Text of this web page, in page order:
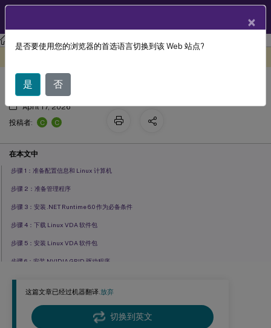
Linux 虚拟投递代理 Linux Virtual Delivery Agent 2206
这篇文章已经过机器翻译.放弃
切换到英文
通过简易安装进行快速安装（推荐）
April 17, 2026
投稿者:
C C
在本文中
步骤 1：准备配置信息和 Linux 计算机
步骤 2：准备管理程序
步骤 3：安装 .NET Runtime 6.0 作为必备条件
步骤 4：下载 Linux VDA 软件包
步骤 5：安装 Linux VDA 软件包
步骤 6：安装 NVIDIA GRID 驱动程序
步骤 7：设置运行时环境以完成安装
步骤 8: 运行 XDPing
步骤 9: 运行 Linux VDA
×
是否要使用您的浏览器的首选语言切换到该 Web 站点?
是 否